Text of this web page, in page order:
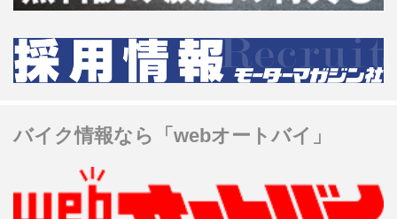
バイク情報なら「webオートバイ」